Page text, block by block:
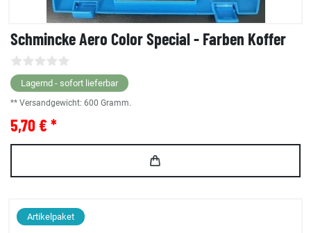
Schmincke Aero Color Special - Farben Koffer
Lagernd - sofort lieferbar
** Versandgewicht: 600 Gramm.
5,70 € *
Artikelpaket